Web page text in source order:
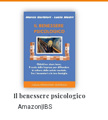
Il benessere psicologico
Amazon IBS